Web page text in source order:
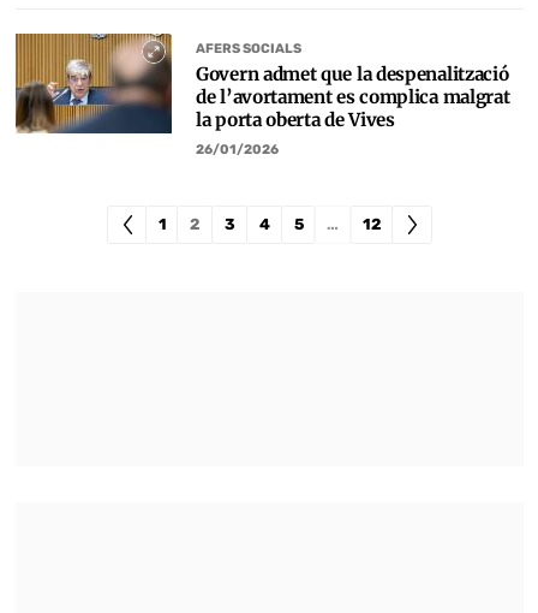
AFERS SOCIALS
Govern admet que la despenalització
de l’avortament es complica malgrat
la porta oberta de Vives
26/01/2026
1 2 3 4 5 … 12